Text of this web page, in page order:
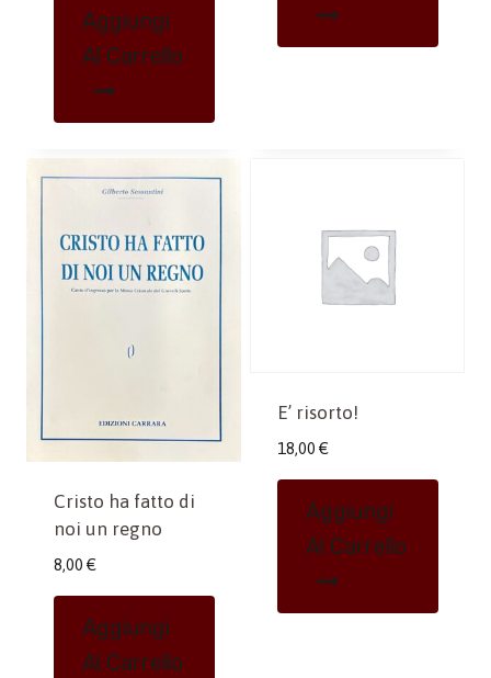
Aggiungi
Al Carrello
Cristo ha fatto di
noi un regno
8,00 €
Aggiungi
Al Carrello
E’ risorto!
18,00 €
Aggiungi
Al Carrello